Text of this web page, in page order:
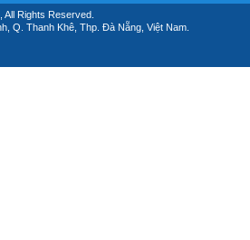
Rights Reserved.
Q. Thanh Khê, Thp. Đà Nẵng, Việt Nam.